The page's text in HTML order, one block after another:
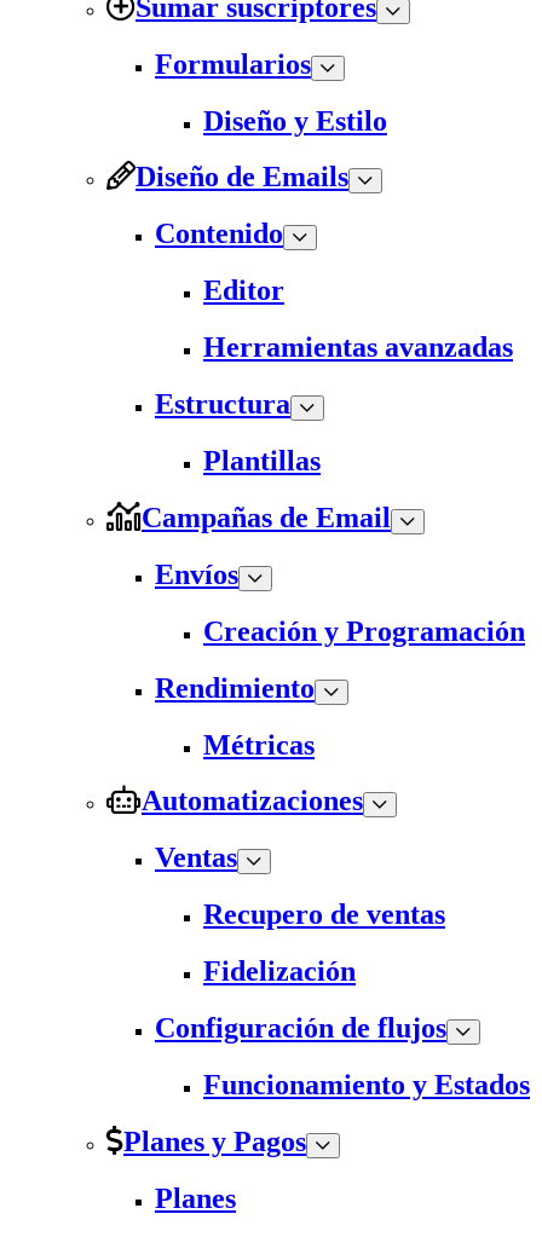
Sumar suscriptores
Formularios
Diseño y Estilo
Diseño de Emails
Contenido
Editor
Herramientas avanzadas
Estructura
Plantillas
Campañas de Email
Envíos
Creación y Programación
Rendimiento
Métricas
Automatizaciones
Ventas
Recupero de ventas
Fidelización
Configuración de flujos
Funcionamiento y Estados
Planes y Pagos
Planes